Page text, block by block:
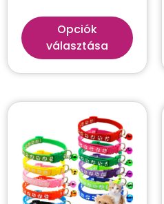
Opciók
választása
Etetés és itatás
Hámok
Itatószökőkút
Játékok
Jutalomfalat
Kiságyak és